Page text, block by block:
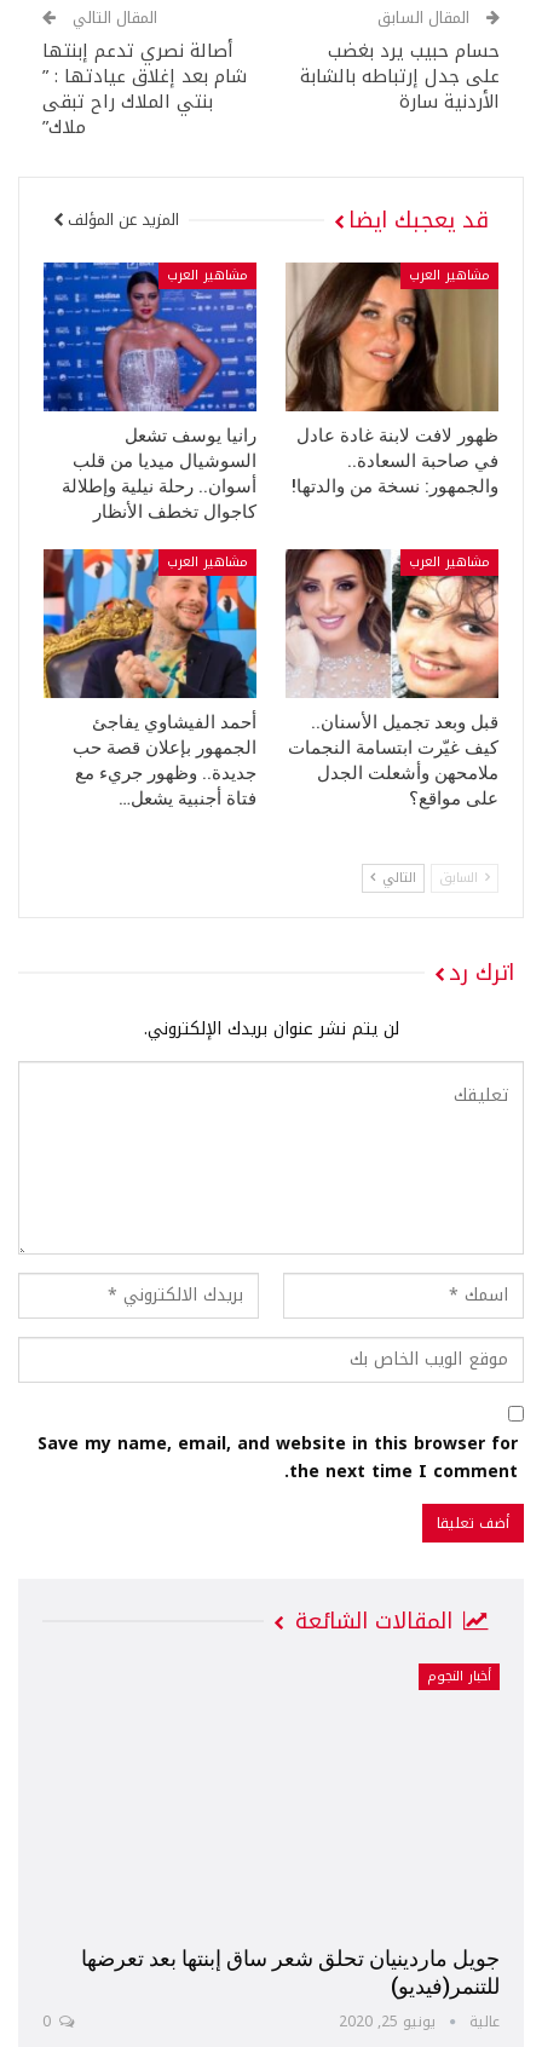
المقال السابق
حسام حبيب يرد بغضب
على جدل إرتباطه بالشابة
الأردنية سارة
المقال التالي
أصالة نصري تدعم إبنتها
شام بعد إغلاق عيادتها : ”
بنتي الملاك راح تبقى
ملاك”
قد يعجبك ايضا المزيد عن المؤلف
مشاهير العرب
ظهور لافت لابنة غادة عادل
في صاحبة السعادة..
والجمهور: نسخة من والدتها!
مشاهير العرب
رانيا يوسف تشعل
السوشيال ميديا من قلب
أسوان.. رحلة نيلية وإطلالة
كاجوال تخطف الأنظار
مشاهير العرب
قبل وبعد تجميل الأسنان..
كيف غيّرت ابتسامة النجمات
ملامحهن وأشعلت الجدل
على مواقع؟
مشاهير العرب
أحمد الفيشاوي يفاجئ
الجمهور بإعلان قصة حب
جديدة.. وظهور جريء مع
فتاة أجنبية يشعل…
السابق التالي
اترك رد
لن يتم نشر عنوان بريدك الإلكتروني.
Save my name, email, and website in this browser for
the next time I comment.
المقالات الشائعة
أخبار النجوم
جويل ماردينيان تحلق شعر ساق إبنتها بعد تعرضها
للتنمر(فيديو)
عالية يونيو 25, 2020